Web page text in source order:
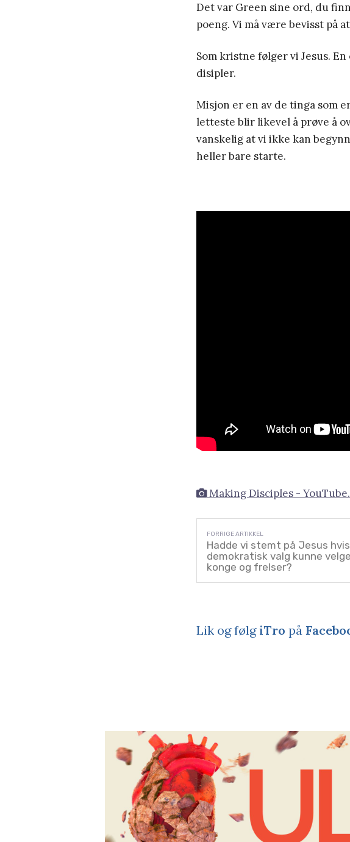
Det var Green sine ord, du
poeng. Vi må være bevisst på
Som kristne følger vi Jesus.
disipler.
Misjon er en av de tinga som
letteste blir likevel å prøve å
vanskelig at vi ikke kan
heller bare starte.
Making Disciples -
Hadde vi stemt på Jesus
demokratisk valg kunne
konge og frelser?
Lik og følgiTro på